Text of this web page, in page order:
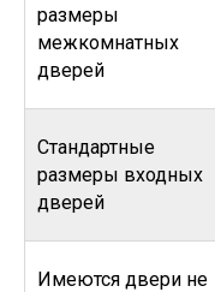
размеры
межкомнатных
дверей
Стандартные
размеры входных
дверей
Имеются двери не